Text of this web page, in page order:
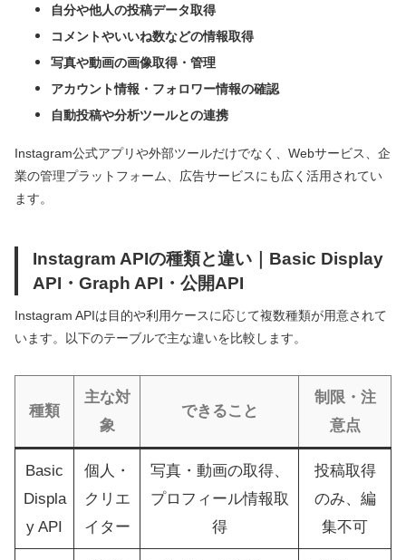
自分や他人の投稿データ取得
コメントやいいね数などの情報取得
写真や動画の画像取得・管理
アカウント情報・フォロワー情報の確認
自動投稿や分析ツールとの連携
Instagram公式アプリや外部ツールだけでなく、Webサービス、企
業の管理プラットフォーム、広告サービスにも広く活用されてい
ます。
Instagram APIの種類と違い｜Basic Display
API・Graph API・公開API
Instagram APIは目的や利用ケースに応じて複数種類が用意されて
います。以下のテーブルで主な違いを比較します。
種類
主な対
象
できること
制限・注
意点
Basic
Displa
y API
個人・
クリエ
イター
写真・動画の取得、
プロフィール情報取
得
投稿取得
のみ、編
集不可